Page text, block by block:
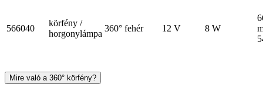
566040
körfény /
horgonylámpa
360° fehér 12 V 8 W
Mire való a 360° körfény?